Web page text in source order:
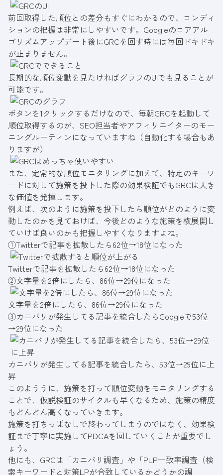
前回取得した順位との差分もすぐにわかるので、コンディ
ションの把握は非常にしやすいです。Googleのコアアル
ゴリズムアップデート後にGRCを回す時には毎回ドキドキ
が止まりません。
長期的な順位変動を見たければグラフのUIでも見ることが
可能です。
ボタンを1クリックするだけなので、毎朝GRCを起動して
順位取得するのが、SEO担当者やアフィリエイターのモー
ニングルーティンになっていますね（自動化する場合もあ
りますが）
また、定常的な順位モニタリングに加えて、特定のキーワ
ードに対して施策を投下した際の効果検証でもGRCは大き
な価値を発揮します。
例えば、次のように施策を投下したら順位がどのように変
動したのかを見ておけば、今後どのような施策を横展開し
ていけば良いのかも把握しやすくなりますよね。
①Twitterで記事を拡散したら62位→18位になった
Twitterで記事を拡散したら62位→18位になった
②文字量を2倍にしたら、86位→29位になった
文字量を2倍にしたら、86位→29位になった
③カニバリが発生してる記事を統合したらGoogleで53位
→29位になった
カニバリが発生してる記事を統合したら、53位→29位に上
昇
このよううに、施策を打って順位変動をモニタリングする
ことで、仮説検証のサイクルも早くなるため、施策の精度
もどんどん高くなっていきます。
施策を打ちっぱなしで終わってしまうのではなく、効果検
証まで丁寧に実施してPDCAを回していくことが重要でし
ょう。
他にも、GRCは「カニバリ調査」や「PLP一致率調査（検
索キーワードと対策LPが合致しているかどうかの調